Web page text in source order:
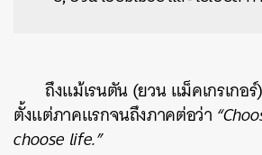
ถึงแม้เรนตัน (ยวน แม็คเกรเกอ
ตั้งแต่ภาคแรกจนถึงภาคต่อว่า
choose life.”